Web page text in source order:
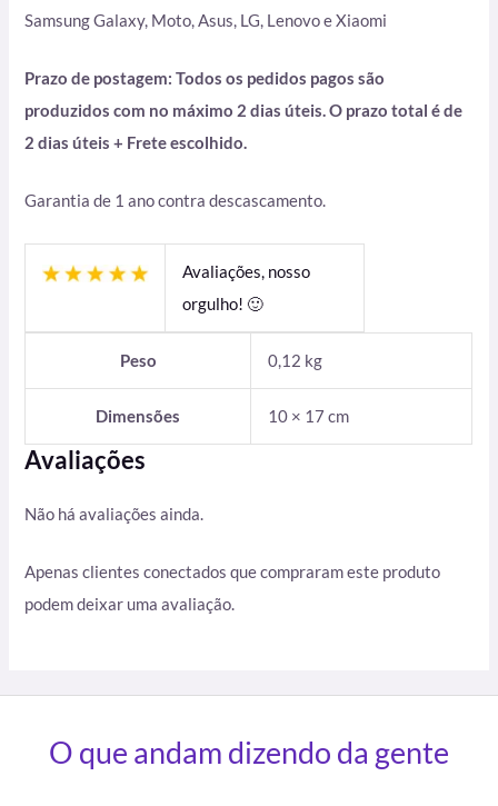
Samsung Galaxy, Moto, Asus, LG, Lenovo e Xiaomi
Prazo de postagem: Todos os pedidos pagos são
produzidos com no máximo 2 dias úteis. O prazo total é de
2 dias úteis + Frete escolhido.
Garantia de 1 ano contra descascamento.
Avaliações, nosso
orgulho! 🙂
Peso 0,12 kg
Dimensões 10 × 17 cm
Avaliações
Não há avaliações ainda.
Apenas clientes conectados que compraram este produto
podem deixar uma avaliação.
O que andam dizendo da gente